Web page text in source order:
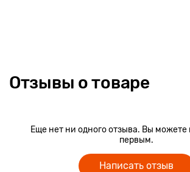
Отзывы о товаре
Еще нет ни одного отзыва. Вы можете
первым.
Написать отзыв